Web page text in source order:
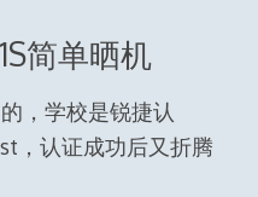
简单晒机
，学校是锐捷认
，认证成功后又折腾